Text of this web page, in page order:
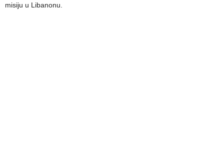
misiju u Libanonu.